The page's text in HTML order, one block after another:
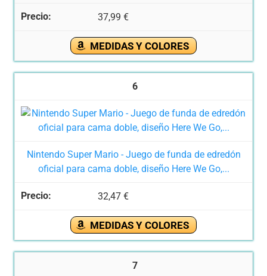
37,99 €
MEDIDAS Y COLORES
6
Nintendo Super Mario - Juego de funda de edredón
oficial para cama doble, diseño Here We Go,...
32,47 €
MEDIDAS Y COLORES
7